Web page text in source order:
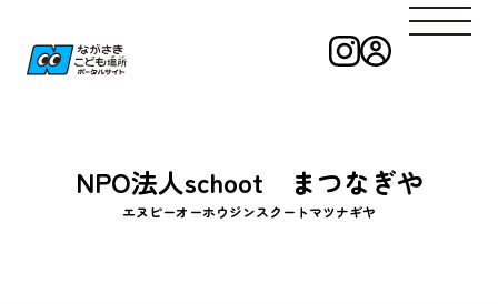
ながさきこども
NPO法人schoot まつなぎや
エヌピーオーホウジンスクートマツナギヤ